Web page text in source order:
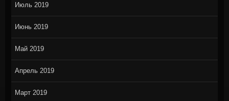
Июль 2019
Июнь 2019
Май 2019
Апрель 2019
Март 2019